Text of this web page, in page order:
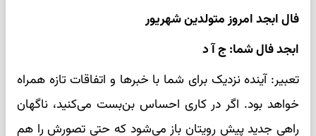
فال ابجد امروز متولدین شهریور
ابجد فال شما: ج آ د
تعبیر: آینده نزدیک برای شما با خبرها و اتفاقات تازه همراه
خواهد بود. اگر در کاری احساس بن‌بست می‌کنید، ناگهان
راهی جدید پیش رویتان باز می‌شود که حتی تصورش را هم